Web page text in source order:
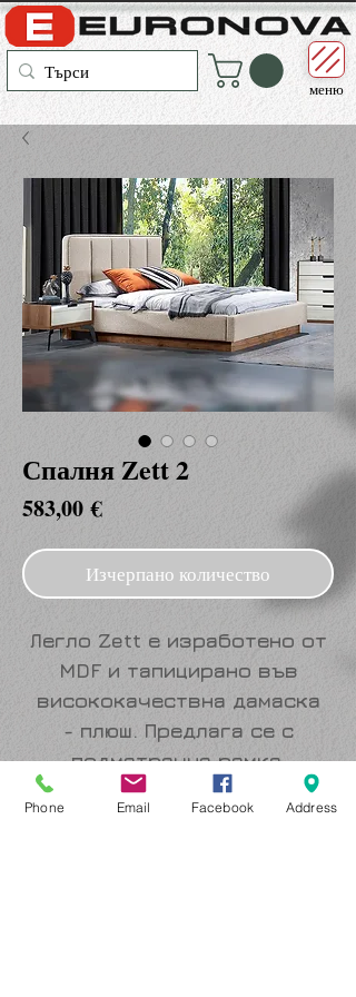
меню
Спалня Zett 2
583,00 €Цена
Изчерпано количество
Легло Zett е изработено от
MDF и тапицирано във
висококачествна дамаска
- плюш. Предлага се с
подматрачна рамка,
повдигащ механизъм и
удобно просторно място за
Phone Email Facebook Address